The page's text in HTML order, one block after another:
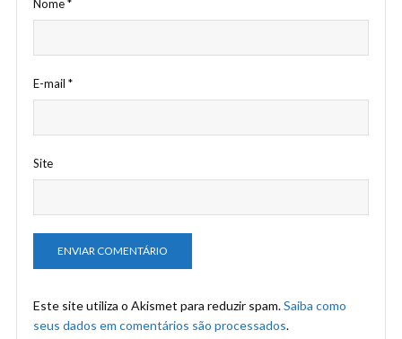
Nome*
E-mail *
Site
Este site utiliza o Akismet para reduzir spam.Saiba como
seus dados em comentários são processados.